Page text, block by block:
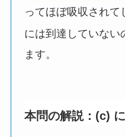
ってほぼ吸収されて
には到達していな
ます。
本問の解説：(c)